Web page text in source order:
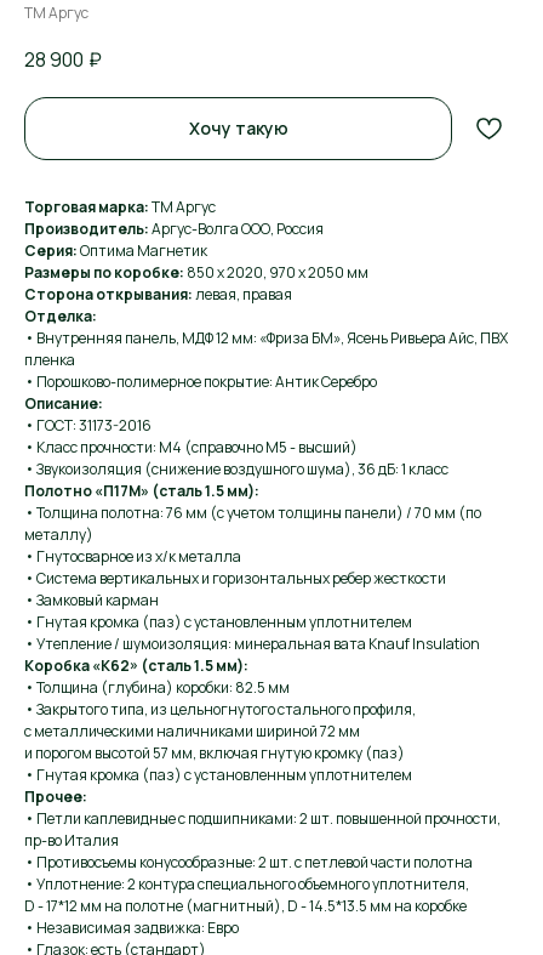
ТМ Аргус
28 900 ₽
Хочу такую
Торговая марка:ТМ Аргус
Производитель:Аргус-Волга ООО, Россия
Серия:Оптима Магнетик
Размеры по коробке: 850 х 2020, 970 х 2050 мм
Сторона открывания:левая, правая
Отделка:
• Внутренняя панель, МДФ 12 мм: «Фриза БМ», Ясень Ривьера Айс, ПВХ
пленка
• Порошково-полимерное покрытие: Антик Серебро
Описание:
• ГОСТ: 31173-2016
• Класс прочности: М4 (справочно М5 - высший)
• Звукоизоляция (снижение воздушного шума), 36 дБ: 1 класс
Полотно «П17М» (сталь 1.5 мм):
• Толщина полотна: 76 мм (с учетом толщины панели) / 70 мм (по
металлу)
• Гнутосварное из х/к металла
• Система вертикальных и горизонтальных ребер жесткости
• Замковый карман
• Гнутая кромка (паз) с установленным уплотнителем
• Утепление / шумоизоляция: минеральная вата Knauf Insulation
Коробка «К62» (сталь 1.5 мм):
• Толщина (глубина) коробки: 82.5 мм
• Закрытого типа, из цельногнутого стального профиля,
с металлическими наличниками шириной 72 мм
и порогом высотой 57 мм, включая гнутую кромку (паз)
• Гнутая кромка (паз) с установленным уплотнителем
Прочее:
• Петли каплевидные с подшипниками: 2 шт. повышенной прочности,
пр-во Италия
• Противосъемы конусообразные: 2 шт. с петлевой части полотна
• Уплотнение: 2 контура специального объемного уплотнителя,
D - 17*12 мм на полотне (магнитный), D - 14.5*13.5 мм на коробке
• Независимая задвижка: Евро
• Глазок: есть (стандарт)